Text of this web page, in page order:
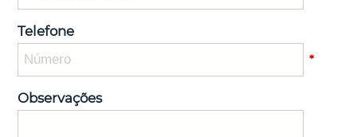
Telefone
*
Observações